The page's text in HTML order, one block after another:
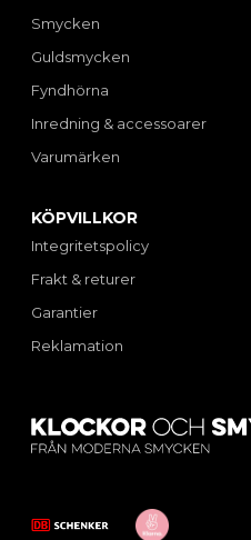
Smycken
Guldsmycken
Fyndhörna
Inredning & accessoarer
Varumärken
KÖPVILLKOR
Integritetspolicy
Frakt & returer
Garantier
Reklamation